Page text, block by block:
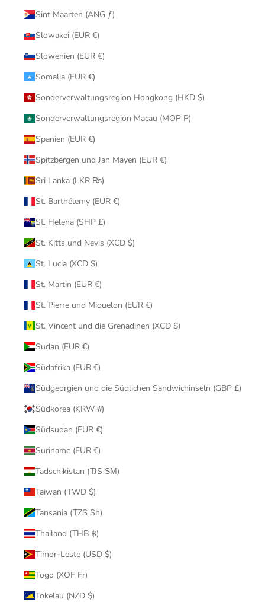
Sint Maarten (ANG ƒ)
Slowakei (EUR €)
Slowenien (EUR €)
Somalia (EUR €)
Sonderverwaltungsregion Hongkong (HKD $)
Sonderverwaltungsregion Macau (MOP P)
Spanien (EUR €)
Spitzbergen und Jan Mayen (EUR €)
Sri Lanka (LKR ₨)
St. Barthélemy (EUR €)
St. Helena (SHP £)
St. Kitts und Nevis (XCD $)
St. Lucia (XCD $)
St. Martin (EUR €)
St. Pierre und Miquelon (EUR €)
St. Vincent und die Grenadinen (XCD $)
Sudan (EUR €)
Südafrika (EUR €)
Südgeorgien und die Südlichen Sandwichinseln (GBP £)
Südkorea (KRW ₩)
Südsudan (EUR €)
Suriname (EUR €)
Tadschikistan (TJS ЅМ)
Taiwan (TWD $)
Tansania (TZS Sh)
Thailand (THB ฿)
Timor-Leste (USD $)
Togo (XOF Fr)
Tokelau (NZD $)